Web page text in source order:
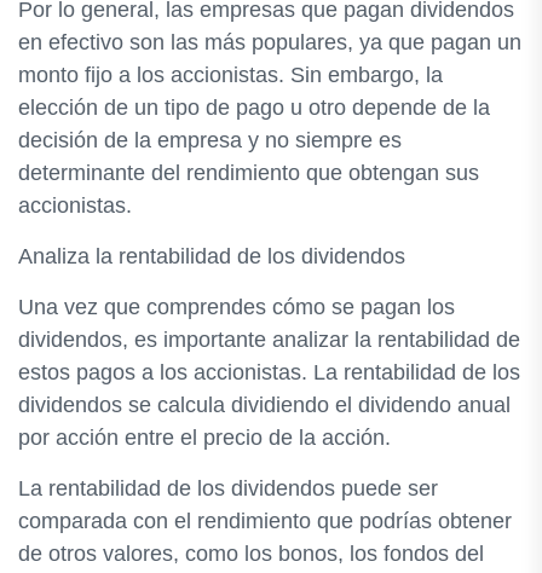
Por lo general, las empresas que pagan dividendos
en efectivo son las más populares, ya que pagan un
monto fijo a los accionistas. Sin embargo, la
elección de un tipo de pago u otro depende de la
decisión de la empresa y no siempre es
determinante del rendimiento que obtengan sus
accionistas.
Analiza la rentabilidad de los dividendos
Una vez que comprendes cómo se pagan los
dividendos, es importante analizar la rentabilidad de
estos pagos a los accionistas. La rentabilidad de los
dividendos se calcula dividiendo el dividendo anual
por acción entre el precio de la acción.
La rentabilidad de los dividendos puede ser
comparada con el rendimiento que podrías obtener
de otros valores, como los bonos, los fondos del